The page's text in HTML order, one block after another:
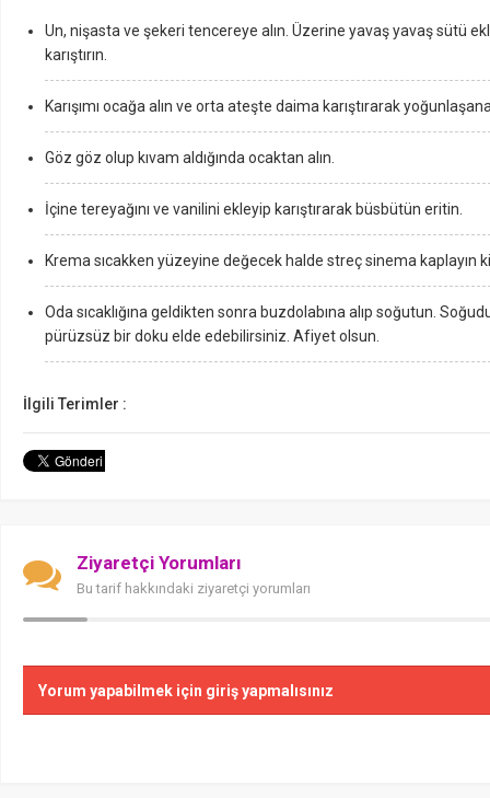
Un, nişasta ve şekeri tencereye alın. Üzerine yavaş yavaş sütü
karıştırın.
Karışımı ocağa alın ve orta ateşte daima karıştırarak
Göz göz olup kıvam aldığında ocaktan alın.
İçine tereyağını ve vanilini ekleyip karıştırarak büsbütün eritin.
Krema sıcakken yüzeyine değecek halde streç sinema kaplayın
Oda sıcaklığına geldikten sonra buzdolabına alıp soğutun.
pürüzsüz bir doku elde edebilirsiniz. Afiyet olsun.
İlgili Terimler :
Ziyaretçi Yorumları
Bu tarif hakkındaki ziyaretçi yorumları
Yorum yapabilmek için giriş yapmalısınız